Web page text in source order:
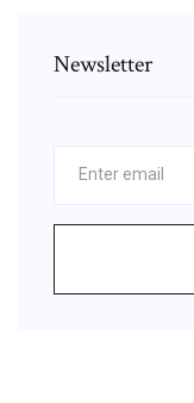
Newsletter